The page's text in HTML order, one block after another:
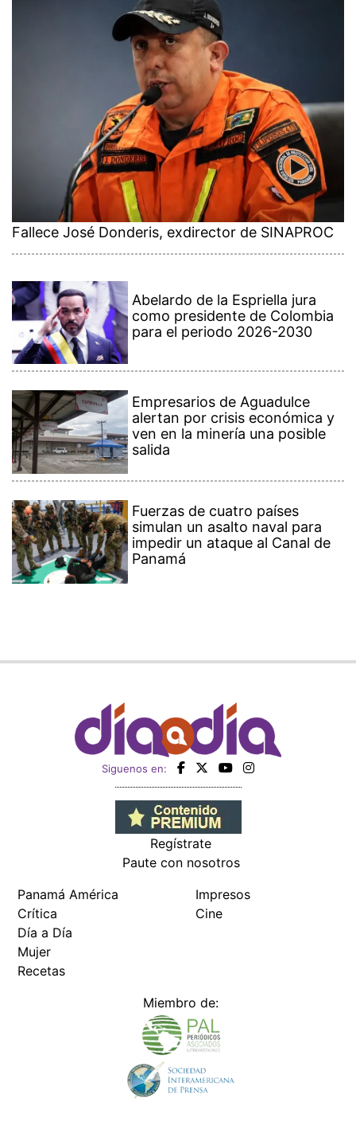
Fallece José Donderis, exdirector de SINAPROC
Abelardo de la Espriella jura
como presidente de Colombia
para el periodo 2026-2030
Empresarios de Aguadulce
alertan por crisis económica y
ven en la minería una posible
salida
Fuerzas de cuatro países
simulan un asalto naval para
impedir un ataque al Canal de
Panamá
Siguenos en:
Regístrate
Paute con nosotros
Panamá América
Crítica
Día a Día
Mujer
Recetas
Impresos
Cine
Miembro de: